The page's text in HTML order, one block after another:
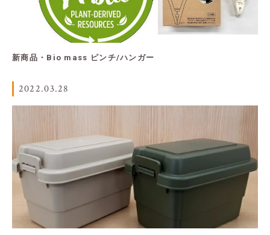
新商品・Bio mass ピンチ/ハンガー
2022.03.28